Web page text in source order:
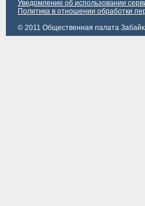
Уведомление об использовании
Политика в отношении обработки
© 2011 Общественная палата